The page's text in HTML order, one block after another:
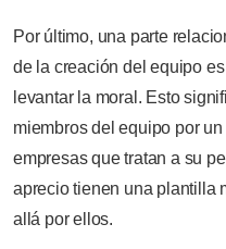
Por último, una parte
de la creación del equipo
levantar la moral. Esto
miembros del equipo por
empresas que tratan a su
aprecio tienen una plantilla
allá por ellos.